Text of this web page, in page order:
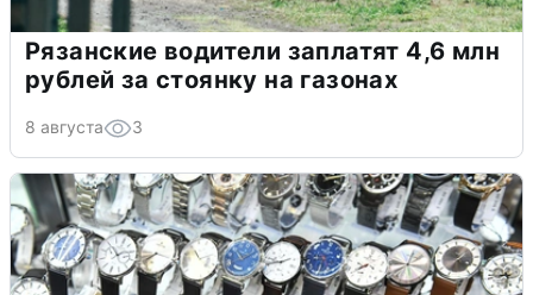
Рязанские водители заплатят 4,6 млн
рублей за стоянку на газонах
8 августа 3